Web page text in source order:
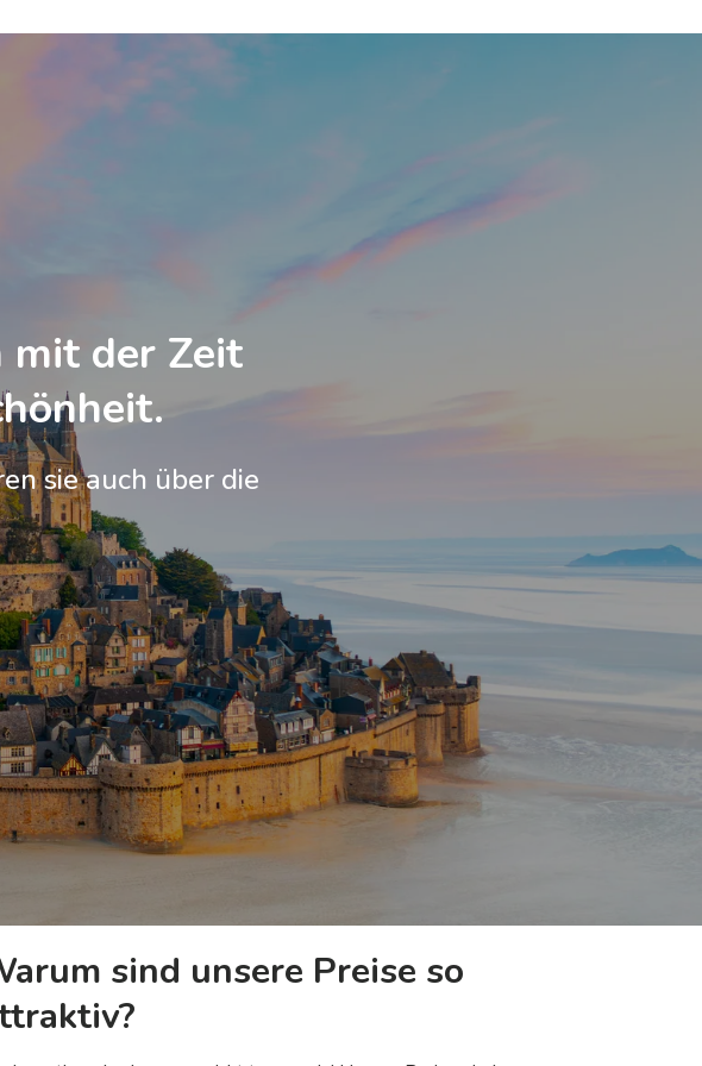
mit der Zeit
sie auch über die
sind unsere Preise so